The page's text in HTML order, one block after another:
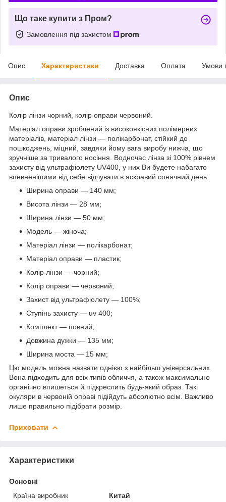
Що таке купити з Пром?
Замовлення під захистом
Опис Характеристики Доставка Оплата Умови
Опис
Колір лінзи чорний, колір оправи червоний.
Матеріал оправи зроблений із високоякісних полімерних
матеріалів, матеріал лінзи — полікарбонат, стійкий до
пошкоджень, міцний, завдяки йому вага виробу нижча, що
зручніше за тривалого носіння. Водночас лінза зі 100% рівнем
захисту від ультрафіолету UV400, у них Ви будете набагато
впевненішими від себе відчувати в яскравий сонячний день.
Ширина оправи — 140 мм;
Висота лінзи — 28 мм;
Ширина лінзи — 50 мм;
Модель — жіноча;
Матеріал лінзи — полікарбонат;
Матеріал оправи — пластик;
Колір лінзи — чорний;
Колір оправи — червоний;
Захист від ультрафіолету — 100%;
Ступінь захисту — uv 400;
Комплект — повний;
Довжина дужки — 135 мм;
Ширина моста — 15 мм;
Цю модель можна назвати однією з найбільш універсальних.
Вона підходить для всіх типів обличчя, а також максимально
органічно впишеться й підкреслить будь-який образ. Такі
окуляри в червоній оправі підійдуть абсолютно всім. Важливо
лише правильно підібрати розмір.
Приховати
Характеристики
Основні
Країна виробник
Китай